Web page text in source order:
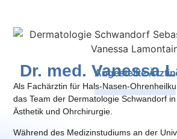
Dr. med. Vanessa
Angestellte Ärztin
Als Fachärztin für Hals-Nasen-
das Team der Dermatologie Schwandorf
Ästhetik und Ohrchirurgie.
Während des Medizinstudiums an der